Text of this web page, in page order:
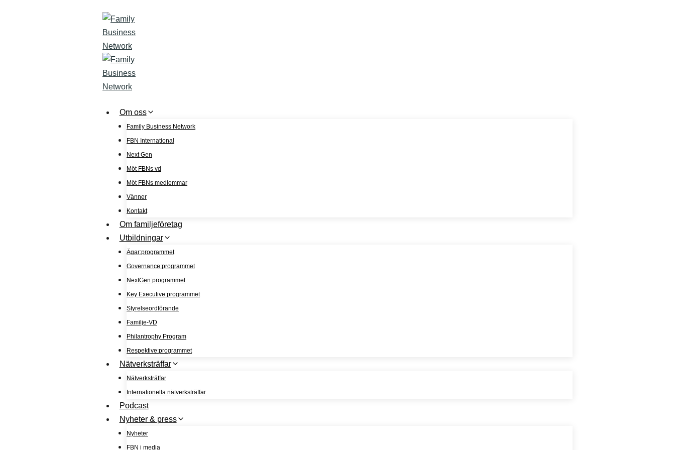
Om oss
Family Business Network
FBN International
Next Gen
Möt FBNs vd
Möt FBNs medlemmar
Vänner
Kontakt
Om familjeföretag
Utbildningar
Ägar:programmet
Governance:programmet
NextGen:programmet
Key Executive:programmet
Styrelseordförande
Familje-VD
Philantrophy Program
Respektive:programmet
Nätverksträffar
Nätverksträffar
Internationella nätverksträffar
Podcast
Nyheter & press
Nyheter
FBN i media